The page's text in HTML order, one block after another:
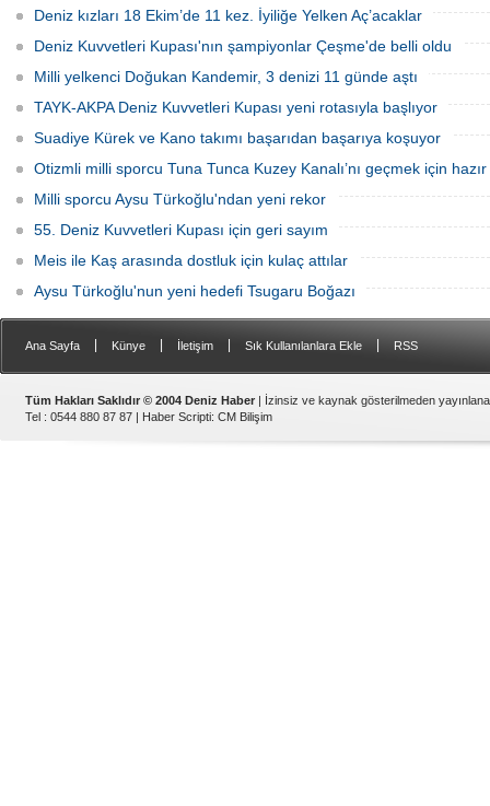
sulara yelken açıyor.
kategorisinde 68 metre dalış yaparak
şampiyon oldu.
Deniz kızları 18 Ekim’de 11 kez. İyiliğe Yelken Aç’acaklar
Deniz Kuvvetleri Kupası'nın şampiyonlar Çeşme'de belli oldu
Milli yelkenci Doğukan Kandemir, 3 denizi 11 günde aştı
TAYK-AKPA Deniz Kuvvetleri Kupası yeni rotasıyla başlıyor
Suadiye Kürek ve Kano takımı başarıdan başarıya koşuyor
Otizmli milli sporcu Tuna Tunca Kuzey Kanalı’nı geçmek için hazır
Milli sporcu Aysu Türkoğlu'ndan yeni rekor
55. Deniz Kuvvetleri Kupası için geri sayım
Meis ile Kaş arasında dostluk için kulaç attılar
Aysu Türkoğlu'nun yeni hedefi Tsugaru Boğazı
Ana Sayfa Künye İletişim Sık Kullanılanlara Ekle RSS
Tüm Hakları Saklıdır © 2004 Deniz Haber | İzinsiz ve kaynak gösterilmeden
Tel : 0544 880 87 87 | Haber Scripti: CM Bilişim